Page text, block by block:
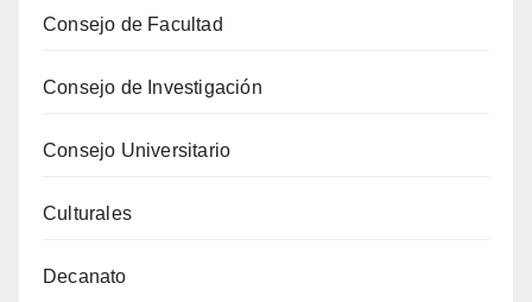
Consejo de Facultad
Consejo de Investigación
Consejo Universitario
Culturales
Decanato